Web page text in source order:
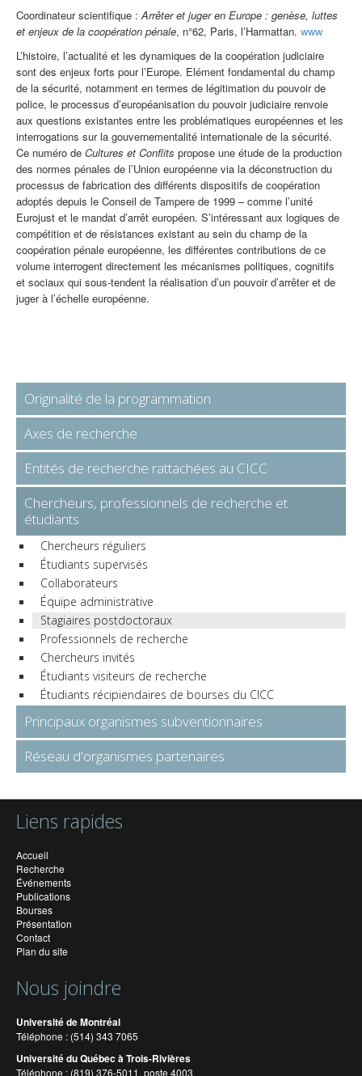
Coordinateur scientifique :Arrêter et juger en Europe : genèse, luttes
et enjeux de la coopération pénale, n°62, Paris, l’Harmattan. www
L’histoire, l’actualité et les dynamiques de la coopération judiciaire
sont des enjeux forts pour l’Europe. Elément fondamental du champ
de la sécurité, notamment en termes de légitimation du pouvoir de
police, le processus d’européanisation du pouvoir judiciaire renvoie
aux questions existantes entre les problématiques européennes et les
interrogations sur la gouvernementalité internationale de la sécurité.
Ce numéro de Cultures et Conflits propose une étude de la production
des normes pénales de l’Union européenne via la déconstruction du
processus de fabrication des différents dispositifs de coopération
adoptés depuis le Conseil de Tampere de 1999 – comme l’unité
Eurojust et le mandat d’arrêt européen. S’intéressant aux logiques de
compétition et de résistances existant au sein du champ de la
coopération pénale européenne, les différentes contributions de ce
volume interrogent directement les mécanismes politiques, cognitifs
et sociaux qui sous-tendent la réalisation d’un pouvoir d’arrêter et de
juger à l’échelle européenne.
Originalité de la programmation
Axes de recherche
Entités de recherche rattachées au CICC
Chercheurs, professionnels de recherche et
étudiants
Chercheurs réguliers
Étudiants supervisés
Collaborateurs
Équipe administrative
Stagiaires postdoctoraux
Professionnels de recherche
Chercheurs invités
Étudiants visiteurs de recherche
Étudiants récipiendaires de bourses du CICC
Principaux organismes subventionnaires
Réseau d'organismes partenaires
Liens rapides
Accueil
Recherche
Événements
Publications
Bourses
Présentation
Contact
Plan du site
Nous joindre
Université de Montréal
Téléphone : (514) 343 7065
Université du Québec à Trois-Rivières
Téléphone : (819) 376-5011, poste 4003